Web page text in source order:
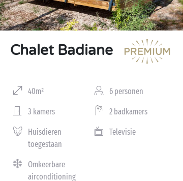
Chalet Badiane
40m² 6 personen
3 kamers 2 badkamers
Huisdieren
toegestaan
Televisie
Omkeerbare
airconditioning